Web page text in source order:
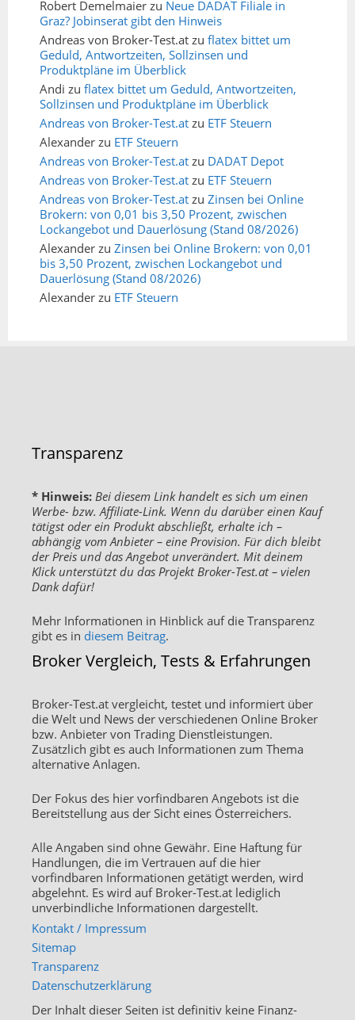
Robert Demelmaier zu Neue DADAT Filiale in
Graz? Jobinserat gibt den Hinweis
Andreas von Broker-Test.at zu flatex bittet um
Geduld, Antwortzeiten, Sollzinsen und
Produktpläne im Überblick
Andi zu flatex bittet um Geduld, Antwortzeiten,
Sollzinsen und Produktpläne im Überblick
Andreas von Broker-Test.at zu ETF Steuern
Alexander zu ETF Steuern
Andreas von Broker-Test.at zu DADAT Depot
Andreas von Broker-Test.at zu ETF Steuern
Andreas von Broker-Test.at zu Zinsen bei Online
Brokern: von 0,01 bis 3,50 Prozent, zwischen
Lockangebot und Dauerlösung (Stand 08/2026)
Alexander zu Zinsen bei Online Brokern: von 0,01
bis 3,50 Prozent, zwischen Lockangebot und
Dauerlösung (Stand 08/2026)
Alexander zu ETF Steuern
Transparenz
* Hinweis: Bei diesem Link handelt es sich um einen
Werbe- bzw. Affiliate-Link. Wenn du darüber einen Kauf
tätigst oder ein Produkt abschließt, erhalte ich –
abhängig vom Anbieter – eine Provision. Für dich bleibt
der Preis und das Angebot unverändert. Mit deinem
Klick unterstützt du das Projekt Broker-Test.at – vielen
Dank dafür!
Mehr Informationen in Hinblick auf die Transparenz
gibt es in diesem Beitrag.
Broker Vergleich, Tests & Erfahrungen
Broker-Test.at vergleicht, testet und informiert über
die Welt und News der verschiedenen Online Broker
bzw. Anbieter von Trading Dienstleistungen.
Zusätzlich gibt es auch Informationen zum Thema
alternative Anlagen.
Der Fokus des hier vorfindbaren Angebots ist die
Bereitstellung aus der Sicht eines Österreichers.
Alle Angaben sind ohne Gewähr. Eine Haftung für
Handlungen, die im Vertrauen auf die hier
vorfindbaren Informationen getätigt werden, wird
abgelehnt. Es wird auf Broker-Test.at lediglich
unverbindliche Informationen dargestellt.
Kontakt / Impressum
Sitemap
Transparenz
Datenschutzerklärung
Der Inhalt dieser Seiten ist definitiv keine Finanz-